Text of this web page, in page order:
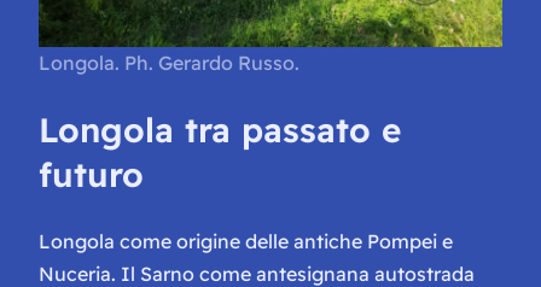
Longola. Ph. Gerardo Russo.
Longola tra passato e
futuro
Longola come origine delle antiche Pompei e
Nuceria. Il Sarno come antesignana autostrada